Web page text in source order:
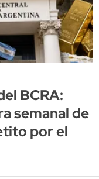
BCRA:
semanal de
por el